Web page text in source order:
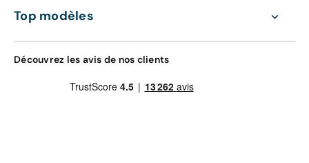
Top modèles
Découvrez les avis de nos clients